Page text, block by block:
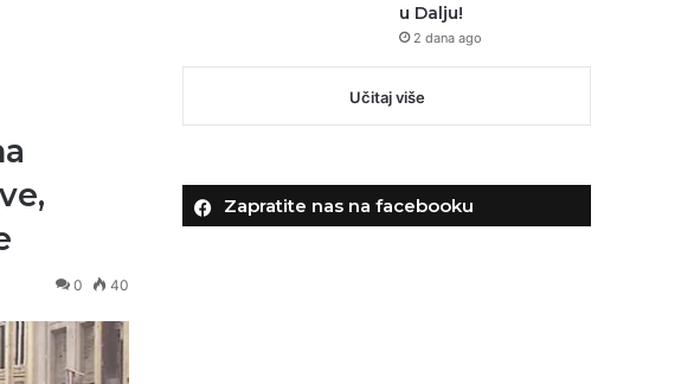
0 40
u Dalju!
2 dana ago
Učitaj više
Zapratite nas na facebooku